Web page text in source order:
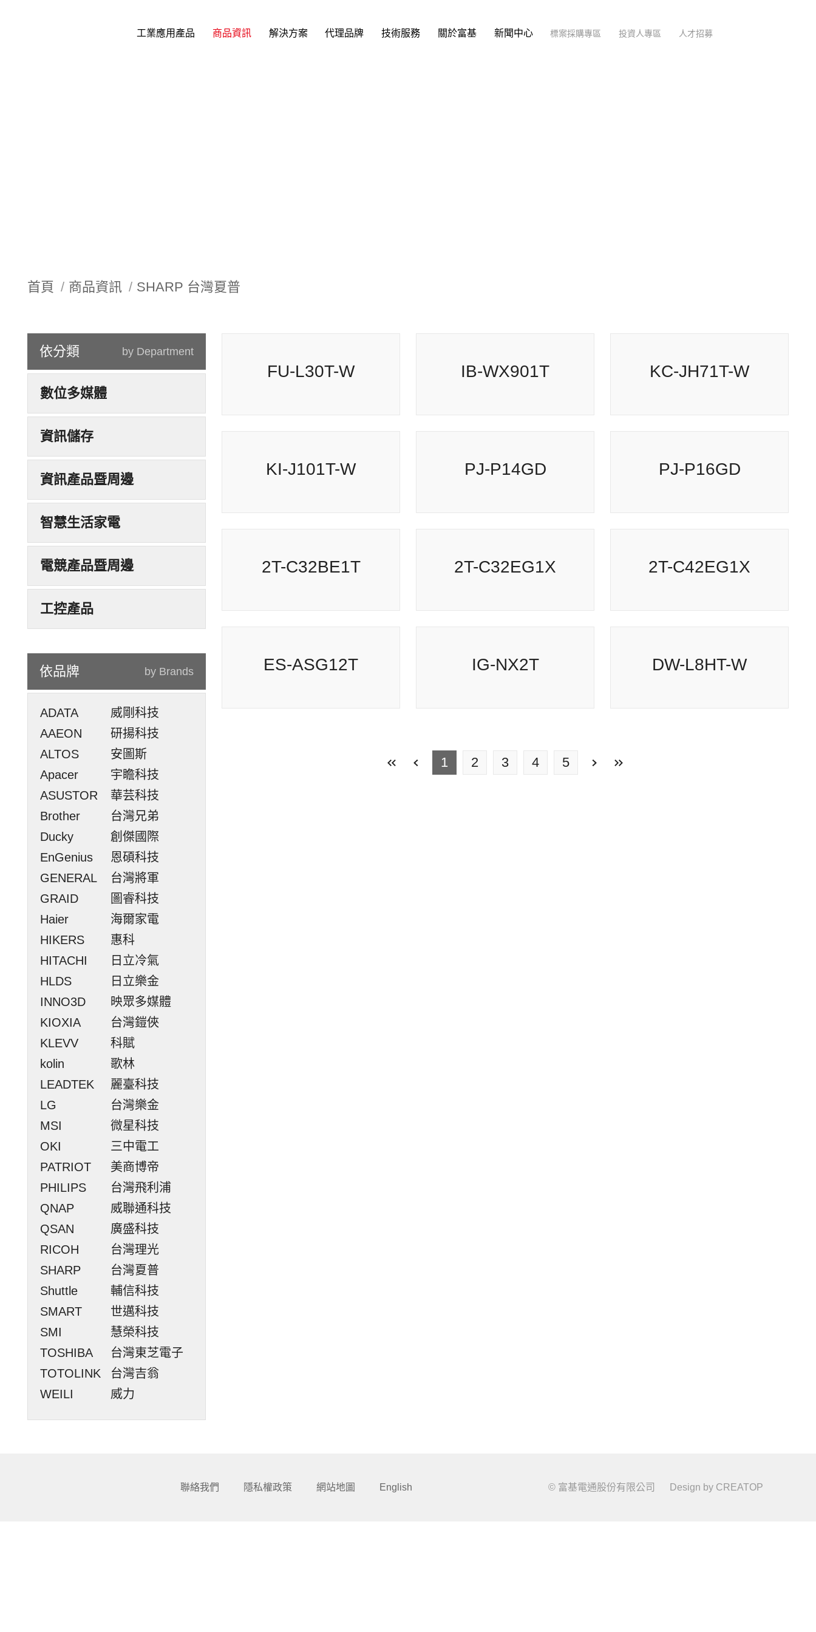
工業應用產品 商品資訊 解決方案 代理品牌 技術服務 關於富基 新聞中心 標案採購專區 投資人專區 人才招募
首頁 商品資訊 SHARP 台灣夏普
依分類 by Department
數位多媒體
資訊儲存
資訊產品暨周邊
智慧生活家電
電競產品暨周邊
工控產品
依品牌 by Brands
ADATA
威剛科技
AAEON
研揚科技
ALTOS
安圖斯
Apacer
宇瞻科技
ASUSTOR
華芸科技
Brother
台灣兄弟
Ducky
創傑國際
EnGenius
恩碩科技
GENERAL
台灣將軍
GRAID
圖睿科技
Haier
海爾家電
HIKERS
惠科
HITACHI
日立冷氣
HLDS
日立樂金
INNO3D
映眾多媒體
KIOXIA
台灣鎧俠
KLEVV
科賦
kolin
歌林
LEADTEK
麗臺科技
LG
台灣樂金
MSI
微星科技
OKI
三中電工
PATRIOT
美商博帝
PHILIPS
台灣飛利浦
QNAP
威聯通科技
QSAN
廣盛科技
RICOH
台灣理光
SHARP
台灣夏普
Shuttle
輔信科技
SMART
世邁科技
SMI
慧榮科技
TOSHIBA
台灣東芝電子
TOTOLINK
台灣吉翁
WEILI
威力
IB-WX901T
聯絡我們 隱私權政策 網站地圖 English © 富基電通股份有限公司 Design by CREATOP